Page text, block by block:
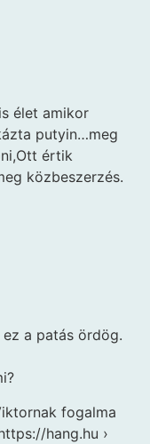
élet amikor
putyin…meg
értik
közbeszerzés.
ez a patás ördög.
fogalma
hang.hu ›